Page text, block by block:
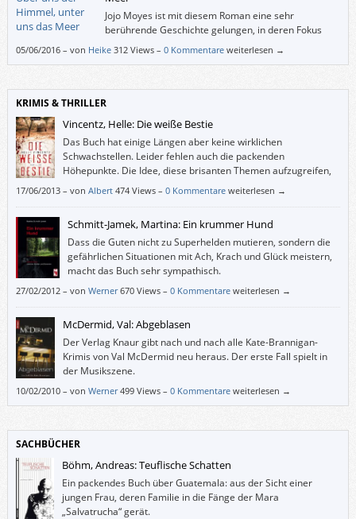
Jojo Moyes ist mit diesem Roman eine sehr
berührende Geschichte gelungen, in deren Fokus
Hoffnung, Schicksal und Liebe (auf absolut
05/06/2016– von Heike 312 Views – 0 Kommentare weiterlesen →
KRIMIS & THRILLER
Vincentz, Helle: Die weiße Bestie
Das Buch hat einige Längen aber keine wirklichen
Schwachstellen. Leider fehlen auch die packenden
Höhepunkte. Die Idee, diese brisanten Themen aufzugreifen,
ist lobenswert, aber ein Thriller braucht deutlich mehr
17/06/2013– von Albert 474 Views – 0 Kommentare weiterlesen →
Schmitt-Jamek, Martina: Ein krummer Hund
Dass die Guten nicht zu Superhelden mutieren, sondern die
gefährlichen Situationen mit Ach, Krach und Glück meistern,
macht das Buch sehr sympathisch.
27/02/2012– von Werner 670 Views – 0 Kommentare weiterlesen →
McDermid, Val: Abgeblasen
Der Verlag Knaur gibt nach und nach alle Kate-Brannigan-
Krimis von Val McDermid neu heraus. Der erste Fall spielt in
der Musikszene.
10/02/2010– von Werner 499 Views – 0 Kommentare weiterlesen →
SACHBÜCHER
Böhm, Andreas: Teuflische Schatten
Ein packendes Buch über Guatemala: aus der Sicht einer
jungen Frau, deren Familie in die Fänge der Mara
„Salvatrucha“ gerät.